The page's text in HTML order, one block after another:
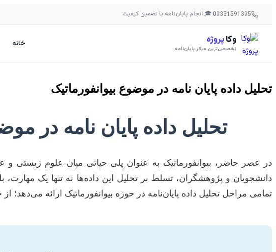
09351591395
|🎓 انجام پایان‌نامه با تضمین کیفیت
وکاپروژه
تخصصی‌ترین مرکز پایان‌نامه خانه
تحلیل داده پایان نامه در موضوع بیوانفورماتیک
تحلیل داده پایان نامه در
در عصر حاضر، بیوانفورماتیک به عنوان پلی حیاتی میان علوم زیستی و
دانشجویان و پژوهشگران، تسلط بر تحلیل این داده‌ها نه تنها یک مهارت،
تمامی مراحل تحلیل داده پایان‌نامه در حوزه بیوانفورماتیک ارائه